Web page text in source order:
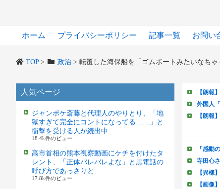
ホーム プライバシーポリシー 記事一覧 お問い
TOP> 政治> 転覆した海保船を「ゴムボートみたいなち
人気ページ
ジャンポケ斎藤と代理人のやりとり、「地
獄すぎて完全にコントになってる……」と
衝撃を受ける人が続出中
18.4k件のビュー
高市首相の熊本視察動画にケチを付けたタ
レント、「正体バレバレよな」と黒電話の
呼び方であっさりと……
17.8k件のビュー